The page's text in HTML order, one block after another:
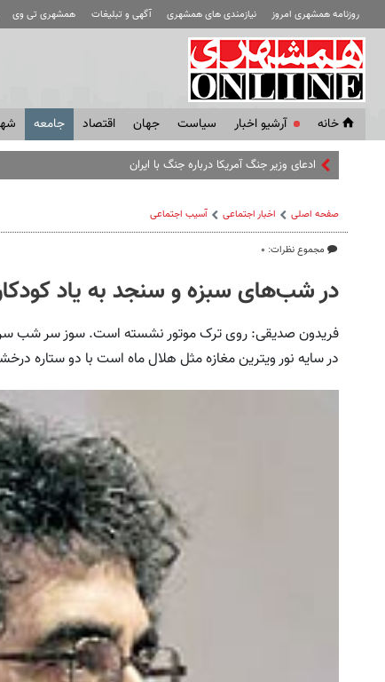
روزنامه همشهری امروز نیازمندی های همشهری آگهی و تبلیغات همشهری تی وی
خانه آرشیو اخبار سياست جهان اقتصاد جامعه
ادعای وزیر جنگ آمریکا درباره جنگ با ایران
صفحه اصلی اخبار اجتماعی آسیب اجتماعی
مجموع نظرات: ۰
در شب‌های سبزه و سنجد به یاد
فریدون صدیقی: روی ترک موتور نشسته است. سوز سر شب
در سایه نور ویترین مغازه مثل هلال ماه است با دو ستاره
ویژه‼️ استخدام بیمه سامان با حقوق جای این پک تقویت موی
خالیه!45%تخفیف
خرید محصول